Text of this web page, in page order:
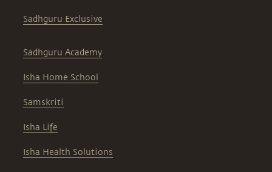
Sadhguru Exclusive
Sadhguru Academy
Isha Home School
Samskriti
Isha Life
Isha Health Solutions